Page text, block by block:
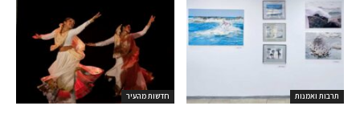
חדשות מהעיר תרבות ואמנות